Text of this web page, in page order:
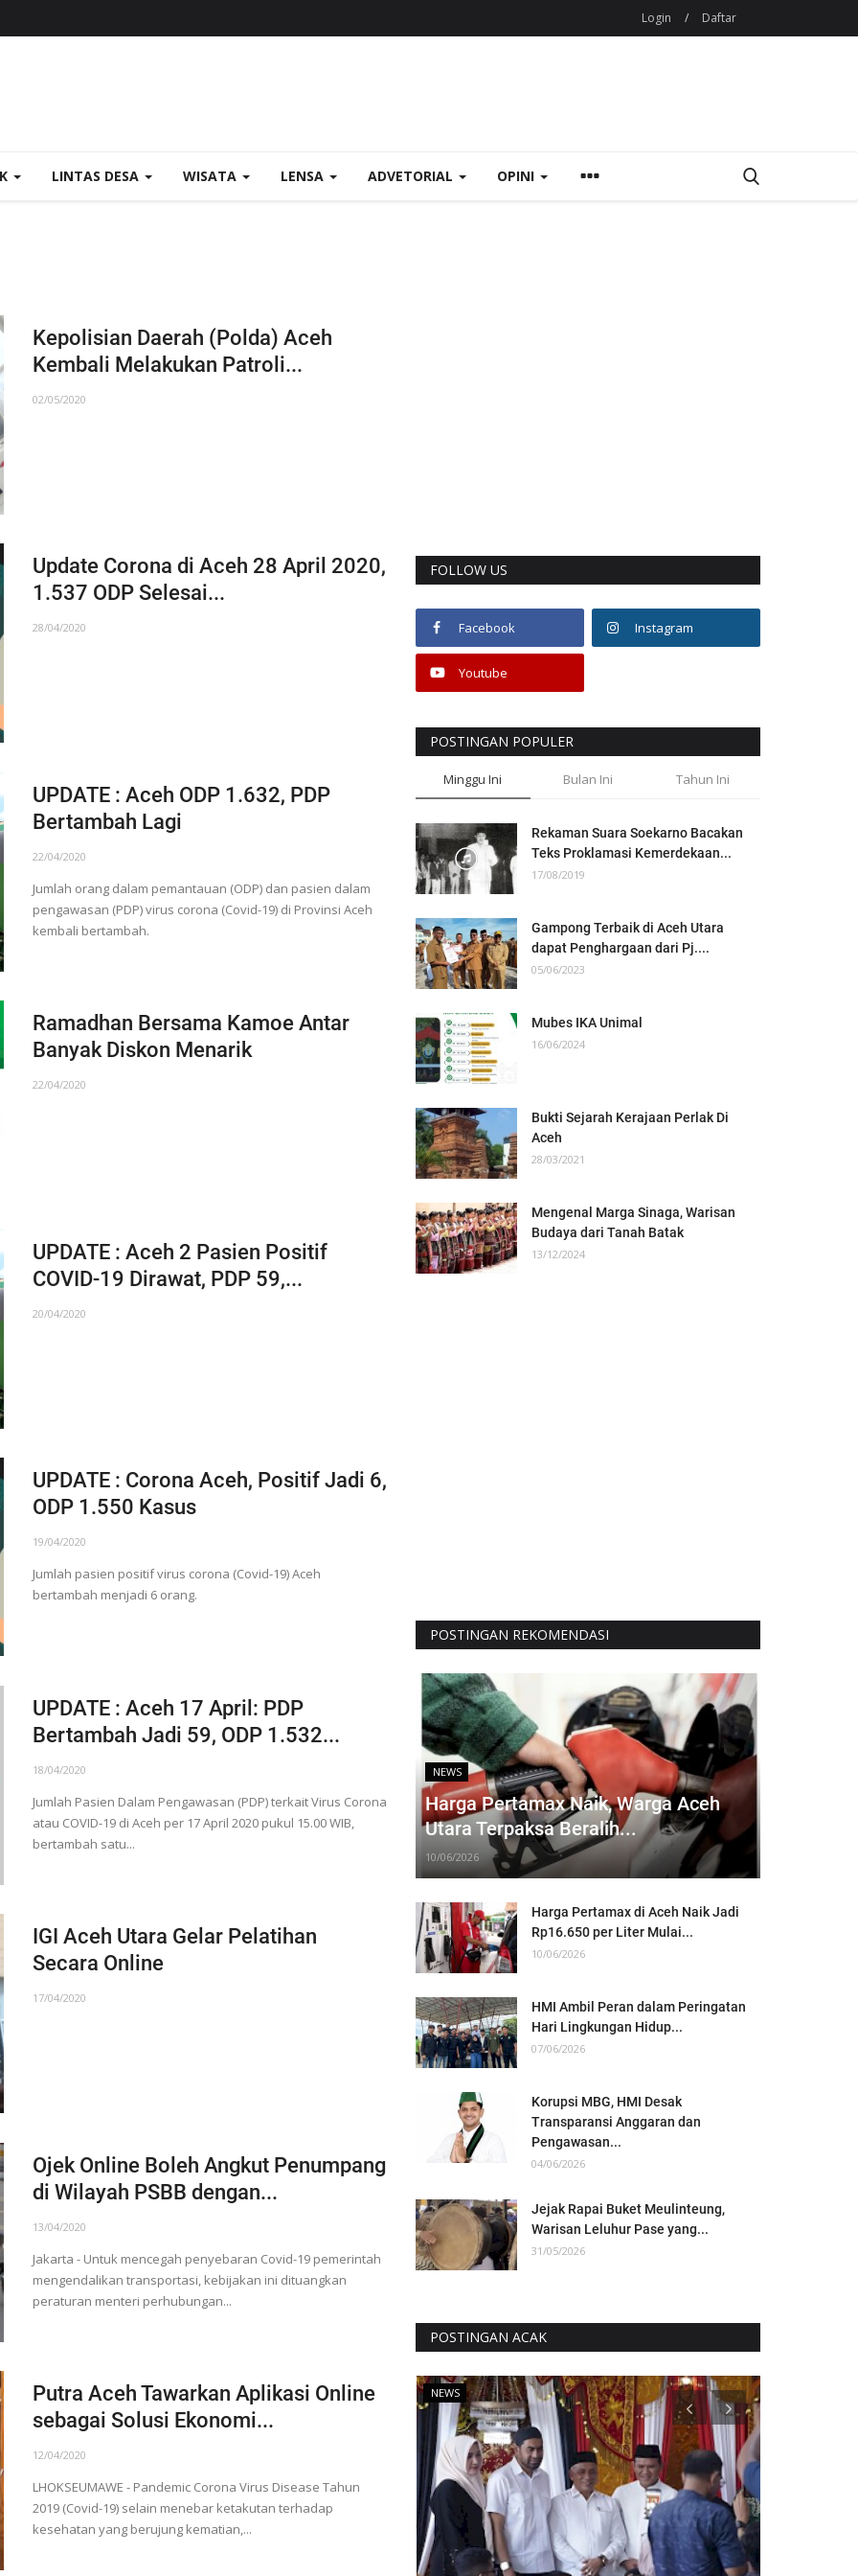
Login / Daftar
LINTAS DESA WISATA LENSA ADVETORIAL OPINI
Kepolisian Daerah (Polda) Aceh
Kembali Melakukan Patroli...
02/05/2020
Update Corona di Aceh 28 April 2020,
1.537 ODP Selesai...
28/04/2020
UPDATE : Aceh ODP 1.632, PDP
Bertambah Lagi
22/04/2020
Jumlah orang dalam pemantauan (ODP) dan pasien dalam
pengawasan (PDP) virus corona (Covid-19) di Provinsi Aceh
kembali bertambah.
Ramadhan Bersama Kamoe Antar
Banyak Diskon Menarik
22/04/2020
UPDATE : Aceh 2 Pasien Positif
COVID-19 Dirawat, PDP 59,...
20/04/2020
UPDATE : Corona Aceh, Positif Jadi 6,
ODP 1.550 Kasus
19/04/2020
Jumlah pasien positif virus corona (Covid-19) Aceh
bertambah menjadi 6 orang.
UPDATE : Aceh 17 April: PDP
Bertambah Jadi 59, ODP 1.532...
18/04/2020
Jumlah Pasien Dalam Pengawasan (PDP) terkait Virus Corona
atau COVID-19 di Aceh per 17 April 2020 pukul 15.00 WIB,
bertambah satu...
IGI Aceh Utara Gelar Pelatihan
Secara Online
17/04/2020
Ojek Online Boleh Angkut Penumpang
di Wilayah PSBB dengan...
13/04/2020
Jakarta - Untuk mencegah penyebaran Covid-19 pemerintah
mengendalikan transportasi, kebijakan ini dituangkan
peraturan menteri perhubungan...
Putra Aceh Tawarkan Aplikasi Online
sebagai Solusi Ekonomi...
12/04/2020
LHOKSEUMAWE - Pandemic Corona Virus Disease Tahun
2019 (Covid-19) selain menebar ketakutan terhadap
kesehatan yang berujung kematian,...
FOLLOW US
Facebook Instagram
Youtube
POSTINGAN POPULER
Minggu Ini Bulan Ini Tahun Ini
Rekaman Suara Soekarno Bacakan
Teks Proklamasi Kemerdekaan...
17/08/2019
Gampong Terbaik di Aceh Utara
dapat Penghargaan dari Pj....
05/06/2023
Mubes IKA Unimal
16/06/2024
Bukti Sejarah Kerajaan Perlak Di
Aceh
28/03/2021
Mengenal Marga Sinaga, Warisan
Budaya dari Tanah Batak
13/12/2024
POSTINGAN REKOMENDASI
NEWS
Harga Pertamax Naik, Warga Aceh
Utara Terpaksa Beralih...
10/06/2026
Harga Pertamax di Aceh Naik Jadi
Rp16.650 per Liter Mulai...
10/06/2026
HMI Ambil Peran dalam Peringatan
Hari Lingkungan Hidup...
07/06/2026
Korupsi MBG, HMI Desak
Transparansi Anggaran dan
Pengawasan...
04/06/2026
Jejak Rapai Buket Meulinteung,
Warisan Leluhur Pase yang...
31/05/2026
POSTINGAN ACAK
ADVETORIAL NEWS